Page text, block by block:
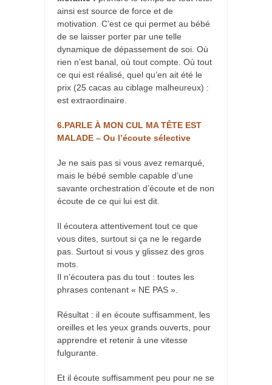
ainsi est source de force et de
motivation. C’est ce qui permet au bébé
de se laisser porter par une telle
dynamique de dépassement de soi. Où
rien n’est banal, où tout compte. Où tout
ce qui est réalisé, quel qu’en ait été le
prix (25 cacas au ciblage malheureux) :
est extraordinaire.
6.PARLE À MON CUL MA TÊTE EST
MALADE – Ou l’écoute sélective
Je ne sais pas si vous avez remarqué,
mais le bébé semble capable d’une
savante orchestration d’écoute et de non
écoute de ce qui lui est dit.
Il écoutera attentivement tout ce que
vous dites, surtout si ça ne le regarde
pas. Surtout si vous y glissez des gros
mots.
Il n’écoutera pas du tout : toutes les
phrases contenant « NE PAS ».
Résultat : il en écoute suffisamment, les
oreilles et les yeux grands ouverts, pour
apprendre et retenir à une vitesse
fulgurante.
Et il écoute suffisamment peu pour ne se